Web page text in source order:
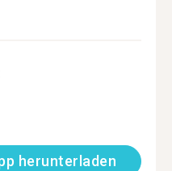
herunterladen